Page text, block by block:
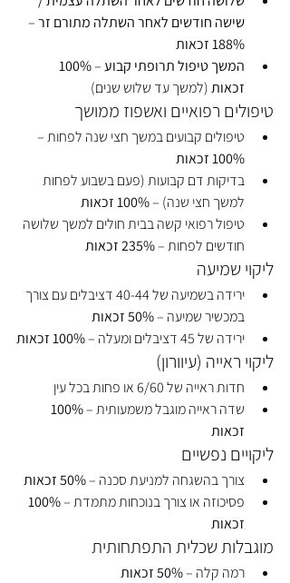
שישה חודשים לאחר השתלה מתורם זר –
188% זכאות
המשך טיפול תרופתי קבוע –
זכאות (למשך עד שלוש שנים)
טיפולים רפואיים ואשפוז ממושך
טיפולים קבועים במשך חצי שנה לפחות –
100% זכאות
בדיקות דם קבועות (פעם בשבוע לפחות
למשך חצי שנה) – 100% זכאות
טיפול רפואי קשה בבית חולים למשך שלושה
חודשים לפחות – 235% זכאות
ליקוי שמיעה
ירידה בשמיעה של 40-44 דציבלים עם צורך
במכשיר שמיעה – 50% זכאות
ירידה של 45 דציבלים ומעלה –
100% זכאות
ליקוי ראייה (עיוורון)
חדות ראייה של 6/60 או פחות בכל עין
שדה ראייה מוגבל משמעותית –
זכאות
ליקויים נפשיים
צורך בהשגחה למניעת סכנה – 50% זכאות
פסיכוזה או צורך בנוכחות מתמדת –
זכאות
מוגבלות שכלית התפתחותית
רמה קלה – 50% זכאות